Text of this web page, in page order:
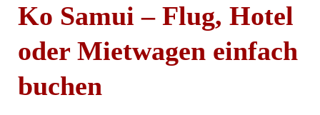
Ko Samui – Flug, Hotel
oder Mietwagen einfach
buchen